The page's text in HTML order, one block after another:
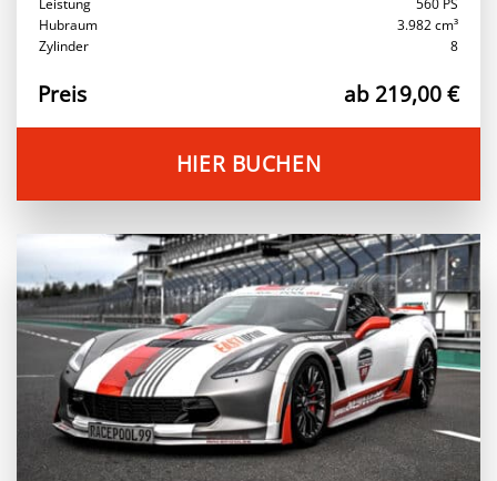
Leistung
Hubraum
Zylinder
560 PS
3.982 cm³
8
Preis ab 219,00 €
HIER BUCHEN